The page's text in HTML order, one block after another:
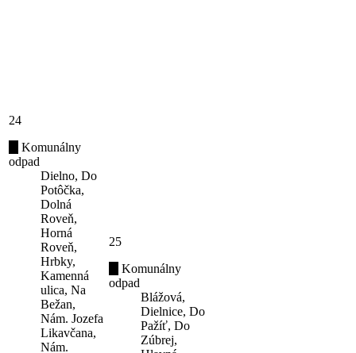
24
Komunálny
odpad
Dielno, Do
Potôčka,
Dolná
Roveň,
Horná
Roveň,
Hrbky,
Kamenná
ulica, Na
Bežan,
Nám. Jozefa
Likavčana,
Nám.
25
Komunálny
odpad
Blážová,
Dielnice, Do
Pažíť, Do
Zúbrej,